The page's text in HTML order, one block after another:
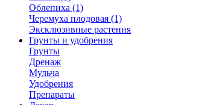
Облепиха (1)
Черемуха плодовая (1)
Эксклюзивные растения
Грунты и удобрения
Грунты
Дренаж
Мульча
Удобрения
Препараты